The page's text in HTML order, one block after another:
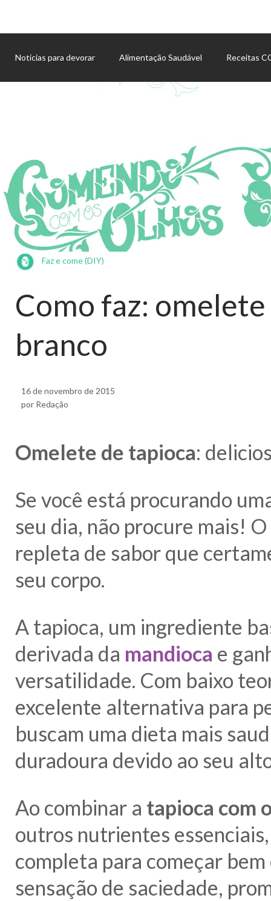
Notícias para devorar Alimentação Saudável Receitas
Faz e come (DIY)
Como faz:
branco
16 de novembro de 2015
por Redação
Omelete de tapioca:
Se você está procurando
seu dia, não procure mais!
repleta de sabor que
seu corpo.
A tapioca, um ingrediente
derivada da mandioca e
versatilidade. Com baixo
excelente alternativa para
buscam uma dieta mais
duradoura devido ao seu
Ao combinar a tapioca com
outros nutrientes
completa para começar
sensação de saciedade,